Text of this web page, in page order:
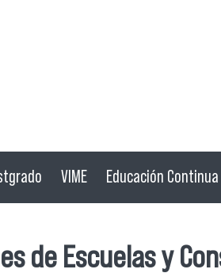
VIME Educación Continua
de Escuelas y